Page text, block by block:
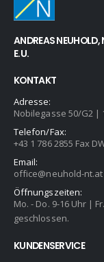
ANDREAS
E.U.
KONTAKT
Adresse:
Nobilegasse 50/G2 |
Telefon/Fax:
+43 1 786 2855 Fax
Email:
office@neuhold-nt.at
Öffnungszeiten:
Mo. - Do. 9-16 Uhr |
geschlossen.
KUNDENSERVICE